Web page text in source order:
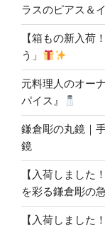
ラスのピアス＆
【箱もの新入荷
う」
元料理人のオー
パイス』
鎌倉彫の丸鏡｜
鏡
【入荷しました
を彩る鎌倉彫の
【入荷しました